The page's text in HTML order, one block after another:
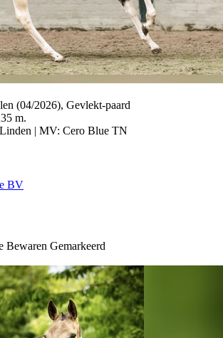
(04/2026), Gevlekt-paard
m.
| MV: Cero Blue TN
BV
Bewaren Gemarkeerd